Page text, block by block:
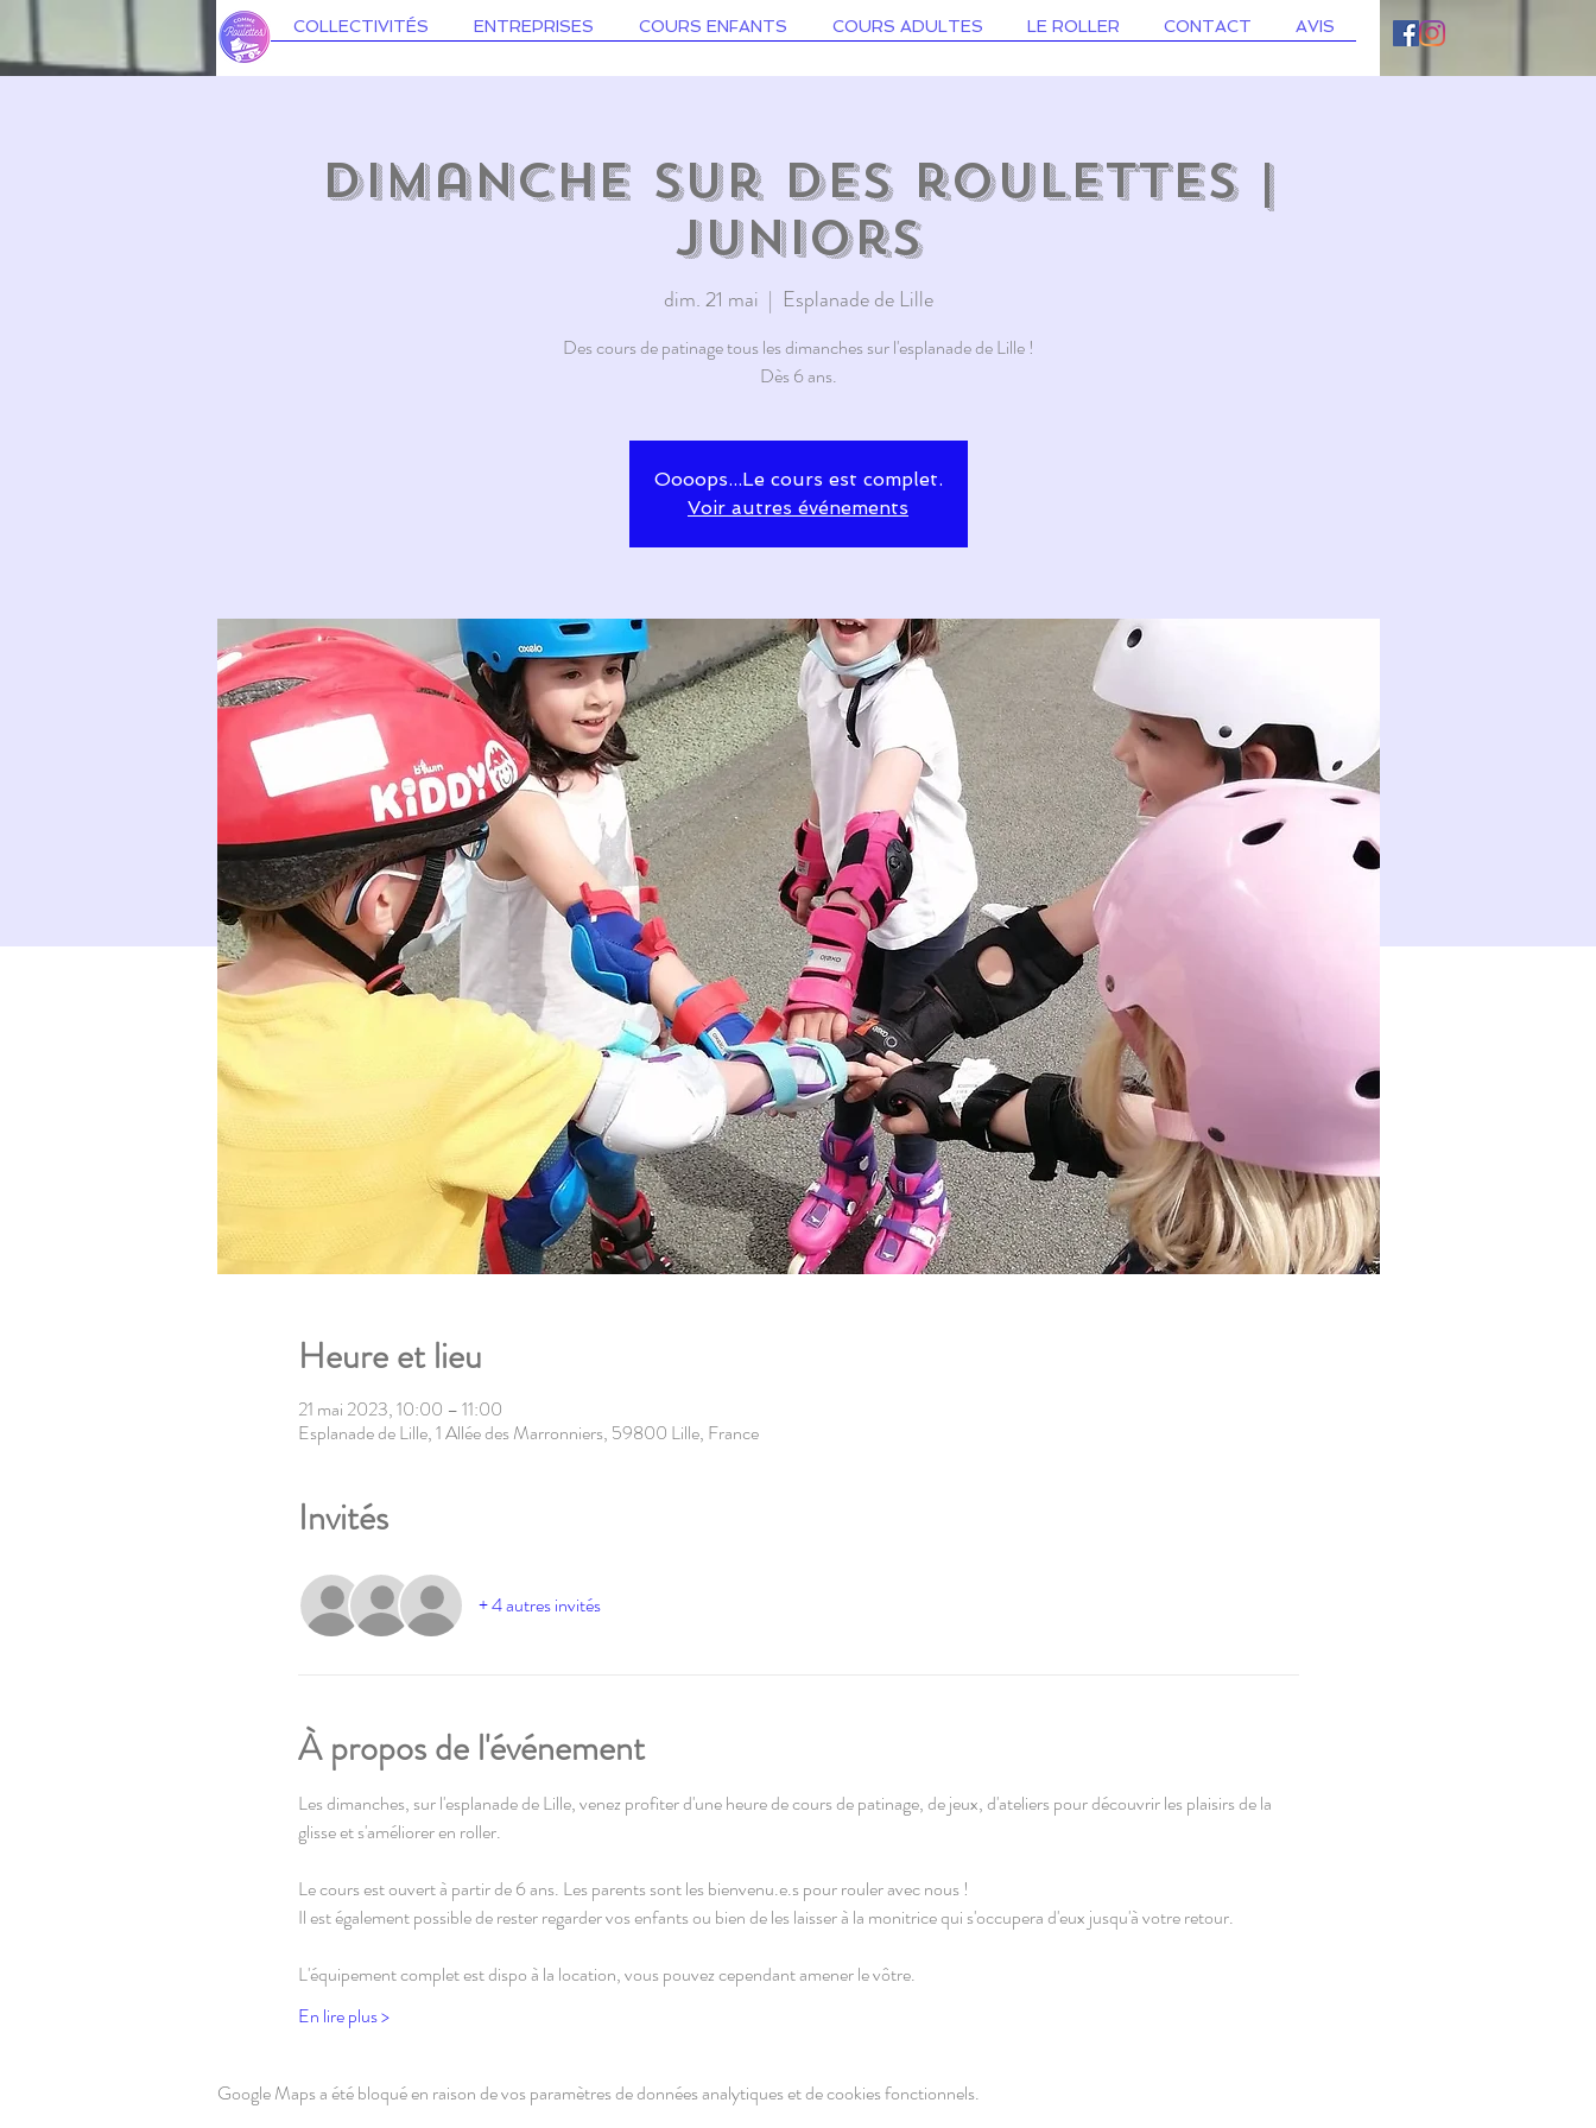
COLLECTIVITÉS ENTREPRISES COURS ENFANTS COURS ADULTES LE ROLLER CONTACT AVIS
Dimanche sur des roulettes |
juniors
dim. 21 mai
  |
Esplanade de Lille
Des cours de patinage tous les dimanches sur l'esplanade de Lille !
Dès 6 ans.
Oooops...Le cours est complet.
Voir autres événements
Heure et lieu
21 mai 2023, 10:00 – 11:00
Esplanade de Lille, 1 Allée des Marronniers, 59800 Lille, France
Invités
+ 4 autres invités
À propos de l'événement
Les dimanches, sur l'esplanade de Lille, venez profiter d'une heure de cours de patinage, de jeux, d'ateliers pour découvrir les plaisirs de la
glisse et s'améliorer en roller.
Le cours est ouvert à partir de 6 ans. Les parents sont les bienvenu.e.s pour rouler avec nous !
Il est également possible de rester regarder vos enfants ou bien de les laisser à la monitrice qui s'occupera d'eux jusqu'à votre retour.
L'équipement complet est dispo à la location, vous pouvez cependant amener le vôtre.
En lire plus >
Google Maps a été bloqué en raison de vos paramètres de données analytiques et de cookies fonctionnels.